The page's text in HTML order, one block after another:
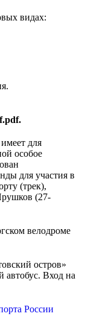
видах:
.
для
особое
для участия в
(трек),
(27-
велодроме
остров»
автобус. Вход на
России